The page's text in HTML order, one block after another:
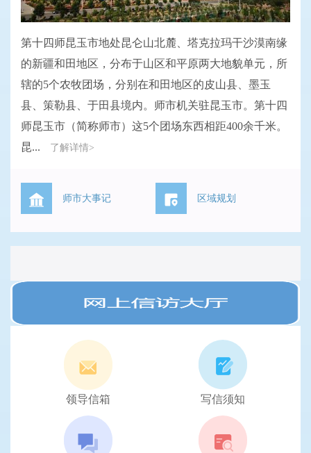
第十四师昆玉市地处昆仑山北麓、塔克拉玛干沙漠南缘
的新疆和田地区，分布于山区和平原两大地貌单元，所
辖的5个农牧团场，分别在和田地区的皮山县、墨玉
县、策勒县、于田县境内。师市机关驻昆玉市。第十四
师昆玉市（简称师市）这5个团场东西相距400余千米。
昆...
了解详情>
师市大事记 区域规划
领导信箱 写信须知